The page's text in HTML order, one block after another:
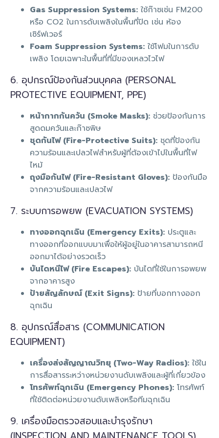
Gas Suppression Systems: ใช้ก๊าซเช่น FM200
หรือ CO2 ในการดับเพลิงในพื้นที่ปิด เช่น ห้อง
เซิร์ฟเวอร์
Foam Suppression Systems: ใช้โฟมในการดับ
เพลิง โดยเฉพาะในพื้นที่ที่มีของเหลวไวไฟ
6. อุปกรณ์ป้องกันส่วนบุคคล (PERSONAL
PROTECTIVE EQUIPMENT, PPE)
หน้ากากกันควัน (Smoke Masks): ช่วยป้องกันการ
สูดดมควันและก๊าซพิษ
ชุดกันไฟ (Fire-Protective Suits): ชุดที่ป้องกัน
ความร้อนและเปลวไฟสำหรับผู้ที่ต้องเข้าไปในพื้นที่ไฟ
ไหม้
ถุงมือกันไฟ (Fire-Resistant Gloves): ป้องกันมือ
จากความร้อนและเปลวไฟ
7. ระบบการอพยพ (EVACUATION SYSTEMS)
ทางออกฉุกเฉิน (Emergency Exits): ประตูและ
ทางออกที่ออกแบบมาเพื่อให้ผู้อยู่ในอาคารสามารถหนี
ออกมาได้อย่างรวดเร็ว
บันไดหนีไฟ (Fire Escapes): บันไดที่ใช้ในการอพยพ
จากอาคารสูง
ป้ายสัญลักษณ์ (Exit Signs): ป้ายที่บอกทางออก
ฉุกเฉิน
8. อุปกรณ์สื่อสาร (COMMUNICATION
EQUIPMENT)
เครื่องส่งสัญญาณวิทยุ (Two-Way Radios): ใช้ใน
การสื่อสารระหว่างหน่วยงานดับเพลิงและผู้ที่เกี่ยวข้อง
โทรศัพท์ฉุกเฉิน (Emergency Phones): โทรศัพท์
ที่ใช้ติดต่อหน่วยงานดับเพลิงหรือทีมฉุกเฉิน
9. เครื่องมือตรวจสอบและบำรุงรักษา